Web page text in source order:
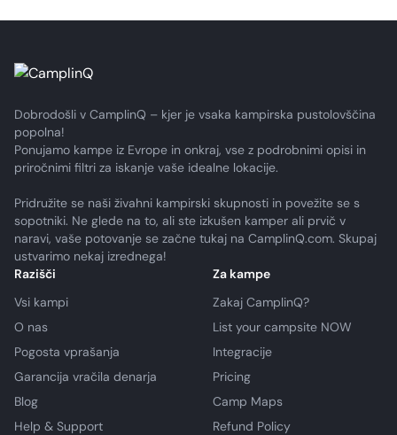
Dobrodošli v CamplinQ – kjer je vsaka kampirska pustolovščina
popolna!
Ponujamo kampe iz Evrope in onkraj, vse z podrobnimi opisi in
priročnimi filtri za iskanje vaše idealne lokacije.
Pridružite se naši živahni kampirski skupnosti in povežite se s
sopotniki. Ne glede na to, ali ste izkušen kamper ali prvič v
naravi, vaše potovanje se začne tukaj na CamplinQ.com. Skupaj
ustvarimo nekaj izrednega!
Razišči
Vsi kampi
O nas
Pogosta vprašanja
Garancija vračila denarja
Blog
Help & Support
Za kampe
Zakaj CamplinQ?
List your campsite NOW
Integracije
Pricing
Camp Maps
Refund Policy